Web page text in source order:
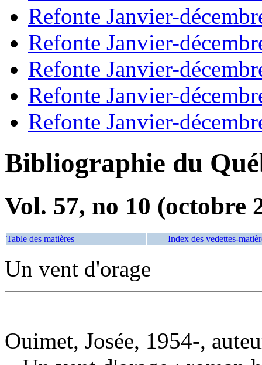
Refonte Janvier-
Refonte Janvier-
Refonte Janvier-
Refonte Janvier-
Refonte Janvier-
Bibliographie du
Vol. 57, no 10 (octobre
Table des matières Index des vedettes-
Un vent d'orage
Ouimet, Josée, 1954-,